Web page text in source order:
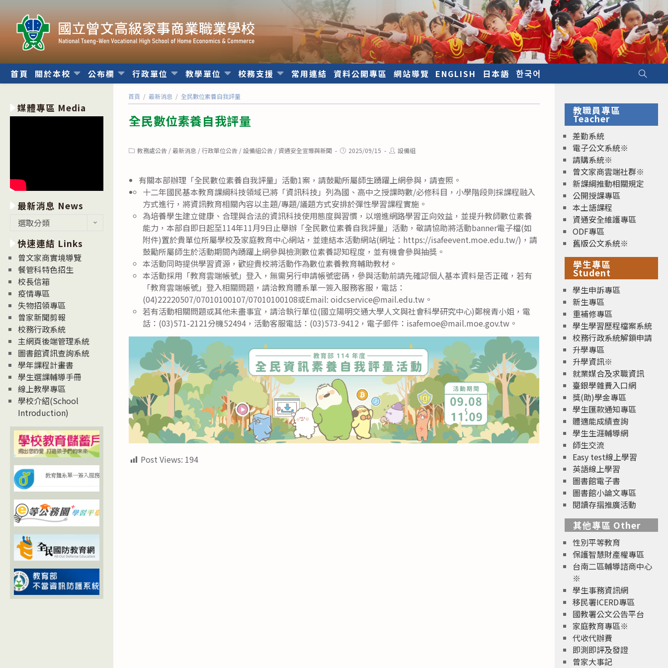
內
首頁 關於本校 公布欄 行政單位 教學單位 校務支援 常用連結 資料公開專區 網站導覽 ENGLISH 日本語 한국어
首頁 / 最新消息 / 全民數位素養自我評量
全民數位素養自我評量
Post教務處公告 / 最新消息 / 行政單位公告 / 設備組公告 / 資通安全宣導與新聞
Post2025/09/15
Post設備組
有關本部辦理「全民數位素養自我評量」活動1案，請鼓勵所屬師生踴躍上網參與，請查照。
十二年國民基本教育課綱科技領域已將「資訊科技」列為國、高中之授課時數/必修科目，小學階段則採課程融入
方式進行，將資訊教育相關內容以主題/專題/議題方式安排於彈性學習課程實施。
為培養學生建立健康、合理與合法的資訊科技使用態度與習慣，以增進網路學習正向效益，並提升教師數位素養
能力，本部自即日起至114年11月9日止舉辦「全民數位素養自我評量」活動，敬請協助將活動banner電子檔(如
附件)置於貴單位所屬學校及家庭教育中心網站，並連結本活動網站(網址：https://isafeevent.moe.edu.tw/)，請
鼓勵所屬師生於活動期間內踴躍上網參與檢測數位素養認知程度，並有機會參與抽獎。
本活動同時提供學習資源，歡迎貴校將活動作為數位素養教育輔助教材。
本活動採用「教育雲端帳號」登入，無需另行申請帳號密碼，參與活動前請先確認個人基本資料是否正確，若有
「教育雲端帳號」登入相關問題，請洽教育體系單一簽入服務客服，電話：
(04)22220507/07010100107/07010100108或Email: oidcservice@mail.edu.tw。
若有活動相關問題或其他未盡事宜，請洽執行單位(國立陽明交通大學人文與社會科學研究中心)鄭椀青小姐，電
話：(03)571-2121分機52494，活動客服電話：(03)573-9412，電子郵件：isafemoe@mail.moe.gov.tw。
Post Views: 194
媒體專區 Media
最新消息 News
消
息
News
選取分類
快速連結 Links
曾文家商實境導覽
餐管科特色招生
校長信箱
疫情專區
失物招領專區
曾家新聞剪報
校務行政系統
主網頁後端管理系統
圖書館資訊查詢系統
學年課程計畫書
學生選課輔導手冊
線上教學專區
學校介紹(School
Introduction)
教職員專區
Teacher
差勤系統
電子公文系統※
請購系統※
曾文家商雲端社群※
新課綱推動相關規定
公開授課專區
本土語課程
資通安全維護專區
ODF專區
舊版公文系統※
學生專區
Student
學生申訴專區
新生專區
重補修專區
學生學習歷程檔案系統
校務行政系統解鎖申請
升學專區
升學資訊※
就業媒合及求職資訊
臺銀學雜費入口網
獎(助)學金專區
學生匯款通知專區
體適能成績查詢
學生生涯輔導網
師生交流
Easy test線上學習
英語線上學習
圖書館電子書
圖書館小論文專區
閱讀存摺推廣活動
其他專區 Other
性別平等教育
保護智慧財產權專區
台南二區輔導諮商中心
※
學生事務資訊網
移民署ICERD專區
國教署公文公告平台
家庭教育專區※
代收代辦費
即測即評及發證
曾家大事記